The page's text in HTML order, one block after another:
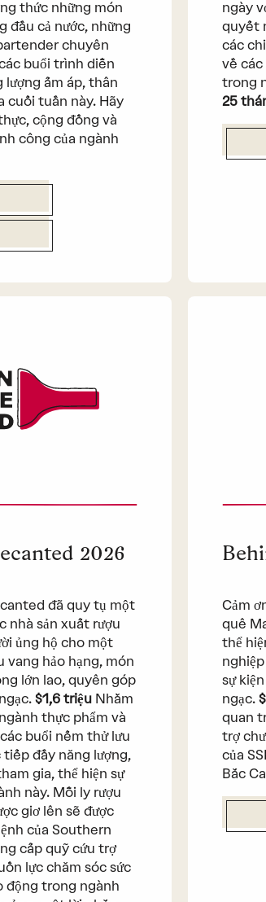
thức những món
đầu cả nước, những
chuyên
buổi trình diễn
lượng ấm áp, thân
cuối tuần này. Hãy
cộng đồng và
công của ngành
ngày
quyết
các
về các
trong
25
2026
đã quy tụ một
nhà sản xuất rượu
ủng hộ cho một
vang hảo hạng, món
lớn lao, quyên góp
$1,6 triệuNhằm
thực phẩm và
buổi nếm thử lưu
đầy năng lượng,
gia, thể hiện sự
này. Mỗi ly rượu
giơ lên sẽ được
của Southern
cấp quỹ cứu trợ
lực chăm sóc sức
động trong ngành
Cảm
quê
thể
sự
ngạc.
quan
trợ
của
Bắc